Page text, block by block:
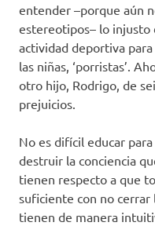
entender –porque aún
estereotipos– lo injusto
actividad deportiva
las niñas, ‘porristas’.
otro hijo, Rodrigo, de
prejuicios.
No es difícil educar
destruir la conciencia
tienen respecto a que
suficiente con no
tienen de manera